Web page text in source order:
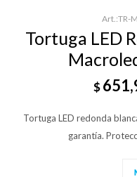
TR-
Tortuga LED
$
Tortuga LED redonda
garantía.